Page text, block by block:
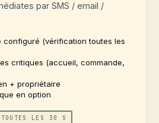
par SMS / email /
configuré (vérification toutes les
critiques (accueil, commande,
+ propriétaire
en option
LES 30 S